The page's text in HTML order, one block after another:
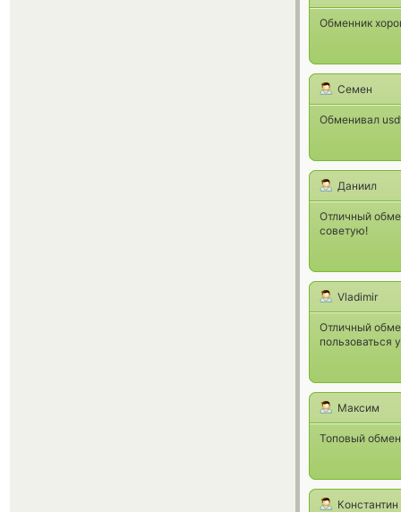
Обменник
Семен
Обменивал
Даниил
Отличный
советую!
Vladimir
Отличный
пользоваться
Максим
Топовый
Константин